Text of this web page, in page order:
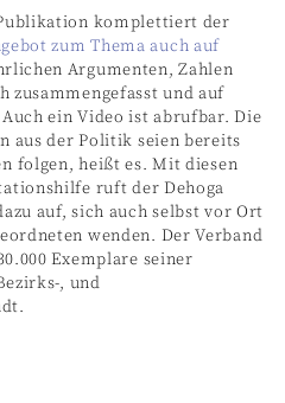
komplettiert der
zum Thema auch auf
Argumenten, Zahlen
zusammengefasst und auf
ein Video ist abrufbar. Die
aus der Politik seien bereits
folgen, heißt es. Mit diesen
ruft der Dehoga
auf, sich auch selbst vor Ort
wenden. Der Verband
Exemplare seiner
, und